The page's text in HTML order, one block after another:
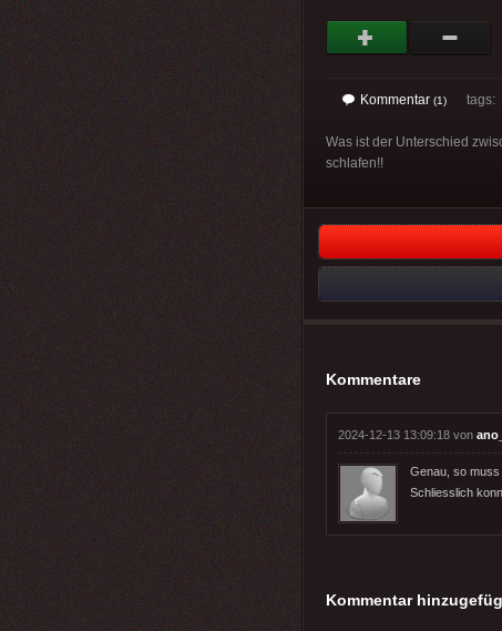
Kommentar (1) tags:
Was ist der Unterschied
schlafen!!
Kommentare
2024-12-13 13:09:18 von
Genau, so muss
Schliesslich
Kommentar